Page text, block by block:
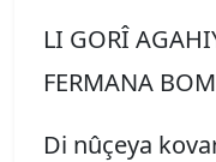
LI GORÎ
FERMANA
Di nûçeya